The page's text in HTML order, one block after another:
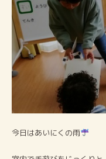
今日はあいにくの雨